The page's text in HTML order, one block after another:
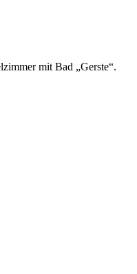
mit Bad „Gerste“.